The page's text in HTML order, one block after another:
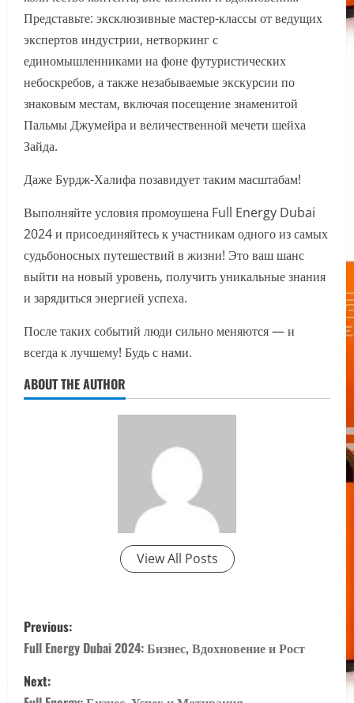
Представьте: эксклюзивные мастер-классы от ведущих
экспертов индустрии, нетворкинг с
единомышленниками на фоне футуристических
небоскребов, а также незабываемые экскурсии по
знаковым местам, включая посещение знаменитой
Пальмы Джумейра и величественной мечети шейха
Зайда.
Даже Бурдж-Халифа позавидует таким масштабам!
Выполняйте условия промоушена Full Energy Dubai
2024 и присоединяйтесь к участникам одного из самых
судьбоносных путешествий в жизни! Это ваш шанс
выйти на новый уровень, получить уникальные знания
и зарядиться энергией успеха.
После таких событий люди сильно меняются — и
всегда к лучшему! Будь с нами.
ABOUT THE AUTHOR
View All Posts
P
o
s
Previous:
Full Energy Dubai 2024: Бизнес, Вдохновение и Рост
Next: